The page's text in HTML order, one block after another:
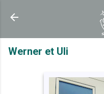
Accéder
Werner et Uli